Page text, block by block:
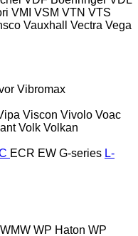
VMI VSM VTN VTS
Vauxhall Vectra Vega
Vibromax
Viscon Vivolo Voac
Volk Volkan
ECR EW G-series L-
WMW WP Haton WP